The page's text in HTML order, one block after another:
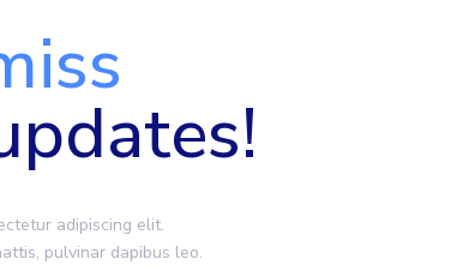
adipiscing elit.
pulvinar dapibus leo.